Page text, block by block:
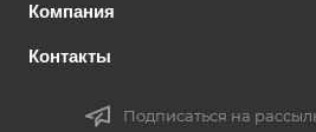
Компания
Контакты
Подписаться на